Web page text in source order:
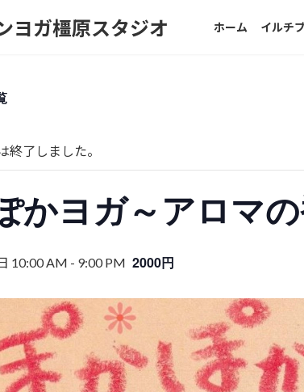
ヨガ橿原スタジオ ホーム イルチ
終了しました。
かヨガ～アロマ
10:00 AM - 9:00 PM 2000円